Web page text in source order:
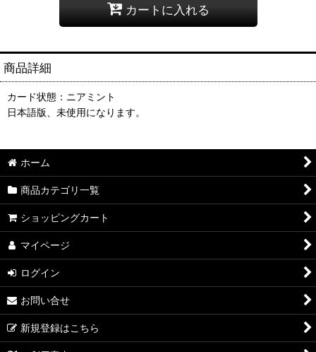
カートに入れる
商品詳細
カード状態：ニアミント
日本語版、未使用になります。
ホーム
商品カテゴリ一覧
ショッピングカート
マイページ
ログイン
お問い合せ
新規登録はこちら